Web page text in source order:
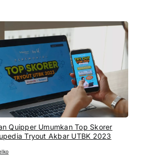
Quipper Umumkan Top Skorer
Tryout Akbar UTBK 2023